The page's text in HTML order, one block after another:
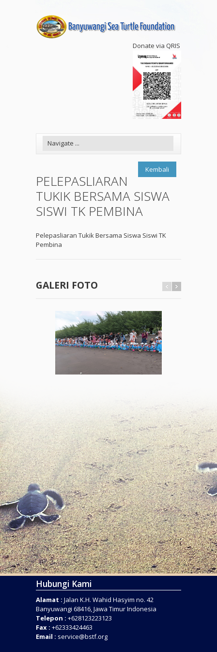
Donate via QRIS
Kembali
PELEPASLIARAN
TUKIK BERSAMA SISWA
SISWI TK PEMBINA
Pelepasliaran Tukik Bersama Siswa Siswi TK
Pembina
GALERI FOTO
Hubungi Kami
Alamat : Jalan K.H. Wahid Hasyim no. 42
Banyuwangi 68416, Jawa Timur Indonesia
Telepon : +628123223123
Fax : +62333424463
Email : service@bstf.org